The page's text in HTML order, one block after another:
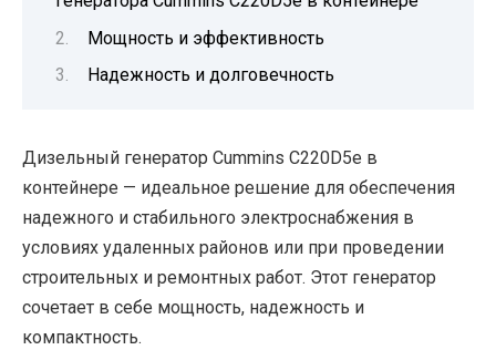
Мощность и эффективность
Надежность и долговечность
Дизельный генератор Cummins C220D5e в
контейнере — идеальное решение для обеспечения
надежного и стабильного электроснабжения в
условиях удаленных районов или при проведении
строительных и ремонтных работ. Этот генератор
сочетает в себе мощность, надежность и
компактность.